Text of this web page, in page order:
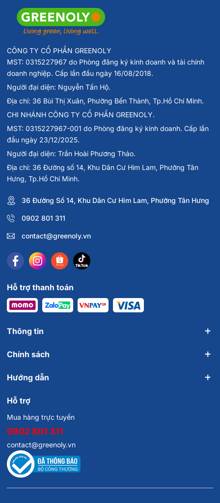
CÔNG TY CỔ PHẦN GREENOLY
MST: 0315227967 do Phòng đăng ký kinh doanh và tài chính
doanh nghiệp. Cấp lần đầu ngày 16/08/2018.
Người đại diện: Nguyễn Tấn Hộ.
Địa chỉ: 36 Bùi Thị Xuân, Phường Bến Thành, Tp.Hồ Chí Minh.
CHI NHÁNH CÔNG TY CỔ PHẦN GREENOLY.
MST: 0315227967-001 do Phòng đăng ký kinh doanh. Cấp lần
đầu ngày 23/12/2025.
Người đại diện: Trần Hoài Phương Thảo.
Địa chỉ: 36 Đường số 14, Khu Dân Cư Him Lam, Phường Tân
Hưng, Tp.Hồ Chí Minh.
36 Đường Số 14, Khu Dân Cư Him Lam, Phường Tân Hưng
0902 801 311
contact@greenoly.vn
Hỗ trợ thanh toán
Thông tin
Chính sách
Hướng dẫn
Hỗ trợ
Mua hàng trực tuyến
0902 801 311
contact@greenoly.vn